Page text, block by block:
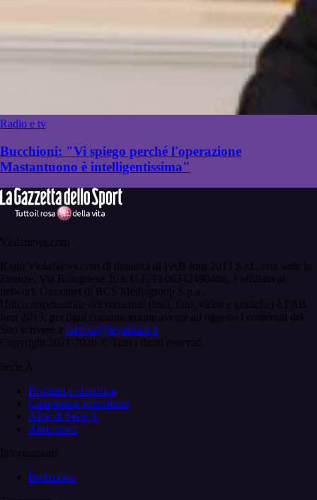
Radio e tv
Bucchioni: "Vi spiego perché l'operazione
Mastantuono è intelligentissima"
Violanews.com
Il sito ViolaNews.com di titolarità di FAB four 2013 S.r.l., con sede in
Firenze, Via Bolognese 263, C.F./PI 06342490486, è affiliato al
network Gazzanet di RCS Mediagroup S.p.a..
Unico responsabile dei contenuti (testi, foto, video e grafiche) è FAB
four 2013; per ogni comunicazione avente ad oggetto i contenuti del
Sito scrivere a fabfour@legalmail.it
Copyright 2021-2026 © Tutti i diritti riservati.
Serie A
Risultati e classifica
Campionati precedenti
Altre di Serie A
Altre news
Informazioni
Redazione